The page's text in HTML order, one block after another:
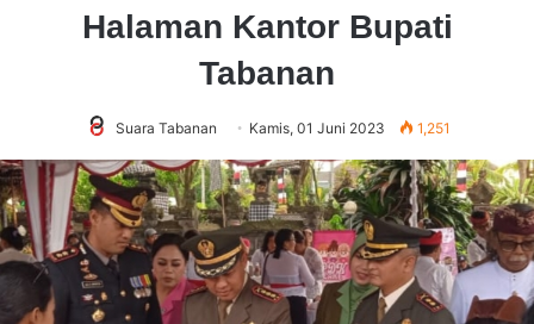
Halaman Kantor Bupati
Tabanan
Suara Tabanan Kamis, 01 Juni 2023 1,251